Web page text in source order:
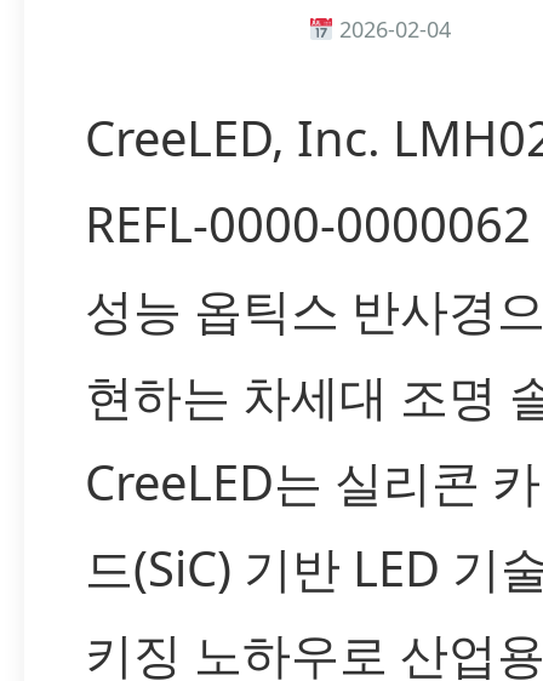
2026-02-04
CreeLED, Inc.
REFL-0000-
성능 옵틱스 반사경
현하는 차세대 조명
CreeLED는 실리콘
드(SiC) 기반 LED 기
키징 노하우로 산업